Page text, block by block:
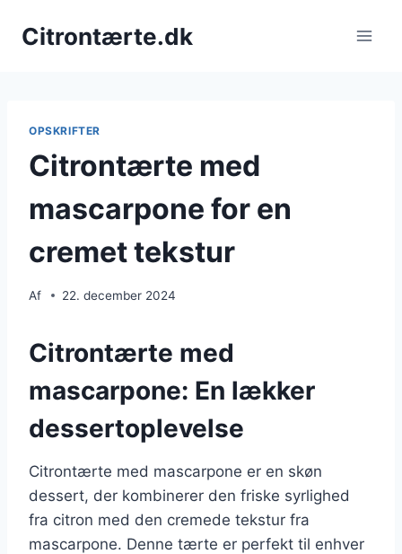
Citrontærte.dk
OPSKRIFTER
Citrontærte med
mascarpone for en
cremet tekstur
Af 22. december 2024
Citrontærte med
mascarpone: En lækker
dessertoplevelse
Citrontærte med mascarpone er en skøn
dessert, der kombinerer den friske syrlighed
fra citron med den cremede tekstur fra
mascarpone. Denne tærte er perfekt til enhver